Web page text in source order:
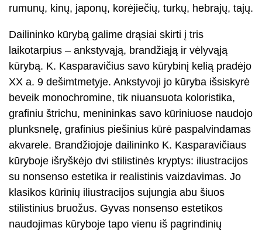
rumunų, kinų, japonų, korėjiečių, turkų, hebrajų, tajų.
Dailininko kūrybą galime drąsiai skirti į tris
laikotarpius – ankstyvąją, brandžiąją ir vėlyvąją
kūrybą. K. Kasparavičius savo kūrybinį kelią pradėjo
XX a. 9 dešimtmetyje. Ankstyvoji jo kūryba išsiskyrė
beveik monochromine, tik niuansuota koloristika,
grafiniu štrichu, menininkas savo kūriniuose naudojo
plunksnelę, grafinius piešinius kūrė paspalvindamas
akvarele. Brandžiojoje dailininko K. Kasparavičiaus
kūryboje išryškėjo dvi stilistinės kryptys: iliustracijos
su nonsenso estetika ir realistinis vaizdavimas. Jo
klasikos kūrinių iliustracijos sujungia abu šiuos
stilistinius bruožus. Gyvas nonsenso estetikos
naudojimas kūryboje tapo vienu iš pagrindinių